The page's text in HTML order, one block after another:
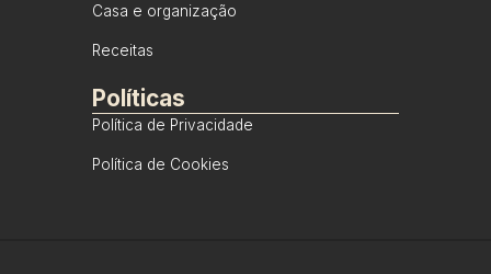
Casa e organização
Receitas
Políticas
Política de Privacidade
Política de Cookies